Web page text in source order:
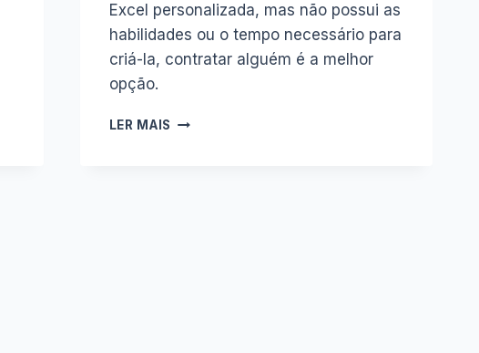
Excel personalizada, mas não possui as
habilidades ou o tempo necessário para
criá-la, contratar alguém é a melhor
opção.
LER MAIS COMO